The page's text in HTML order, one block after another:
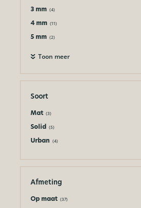
3 mm (4)
4 mm (11)
5 mm (2)
Toon meer
Soort
Mat (3)
Solid (5)
Urban (4)
Afmeting
Op maat (37)